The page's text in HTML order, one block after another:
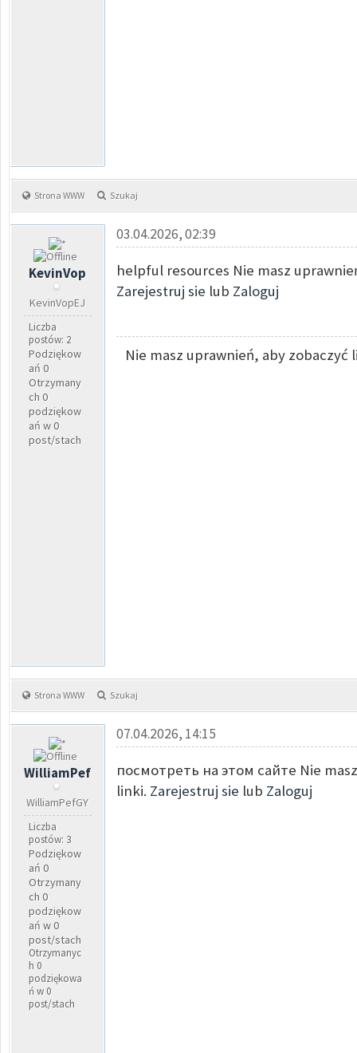
Strona WWW Szukaj
KevinVop
KevinVopEJ
Liczba
postów: 2
Podziękow
ań 0
Otrzymany
ch 0
podziękow
ań w 0
post/stach
03.04.2026, 02:39
helpful resources Nie masz
Zarejestruj sie lub Zaloguj
Nie masz uprawnień, aby zobaczyć
Strona WWW Szukaj
WilliamPef
WilliamPefGY
Liczba
postów: 3
Podziękow
ań 0
Otrzymany
ch 0
podziękow
ań w 0
post/stach
Otrzymanyc
h 0
podziękowa
ń w 0
post/stach
07.04.2026, 14:15
посмотреть на этом сайте Nie
linki. Zarejestruj sie lub Zaloguj